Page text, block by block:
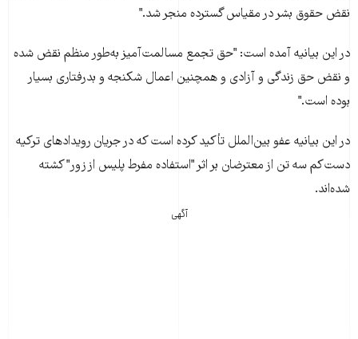
نقض حقوق بشر در مقياس گسترده منجر شد."
در اين بيانيه آمده است: "حق تجمع مسالمت‌آميز به‌طور منظم نقض شده
و نقض حق زندگی و آزادی و همچنين اعمال شکنجه و بدرفتاری بسيار
بوده است."
در اين بيانيه عفو بين‌الملل تأکيد کرده است که در جريان رويدادهای ترکيه
دست‌کم سه تن از معترضان بر اثر "استفاده مفرط پليس از زور" کشته
شده‌اند.
آگهی